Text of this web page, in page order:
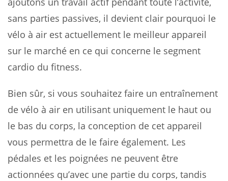
sans parties passives, il devient clair pourquoi le
vélo à air est actuellement le meilleur appareil
sur le marché en ce qui concerne le segment
cardio du fitness.
Bien sûr, si vous souhaitez faire un entraînement
de vélo à air en utilisant uniquement le haut ou
le bas du corps, la conception de cet appareil
vous permettra de le faire également. Les
pédales et les poignées ne peuvent être
actionnées qu’avec une partie du corps, tandis